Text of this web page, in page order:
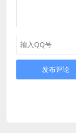
发布评论